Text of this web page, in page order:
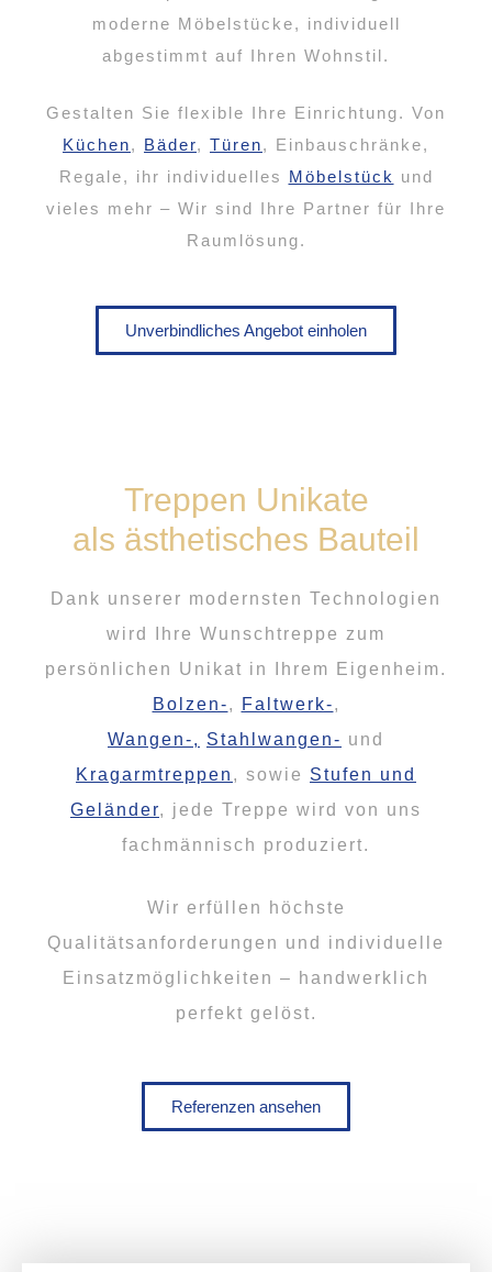
moderne Möbelstücke, individuell
abgestimmt auf Ihren Wohnstil.
Gestalten Sie flexible Ihre Einrichtung. Von
Küchen, Bäder, Türen, Einbauschränke,
Regale, ihr individuelles
Möbelstück und
vieles mehr – Wir sind Ihre Partner für Ihre
Raumlösung.
Unverbindliches Angebot einholen
Treppen Unikate
als ästhetisches Bauteil
Dank unserer modernsten Technologien
wird Ihre Wunschtreppe zum
persönlichen Unikat in Ihrem Eigenheim.
Bolzen-, Faltwerk-,
Wangen-, Stahlwangen- und
Kragarmtreppen , sowie Stufen und
Geländer, jede Treppe wird von uns
fachmännisch produziert.
Wir erfüllen höchste
Qualitätsanforderungen und individuelle
Einsatzmöglichkeiten – handwerklich
perfekt gelöst.
Referenzen ansehen